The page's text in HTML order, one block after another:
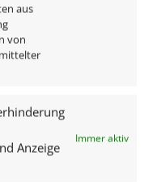
aus
von
Anzeige
Immer aktiv